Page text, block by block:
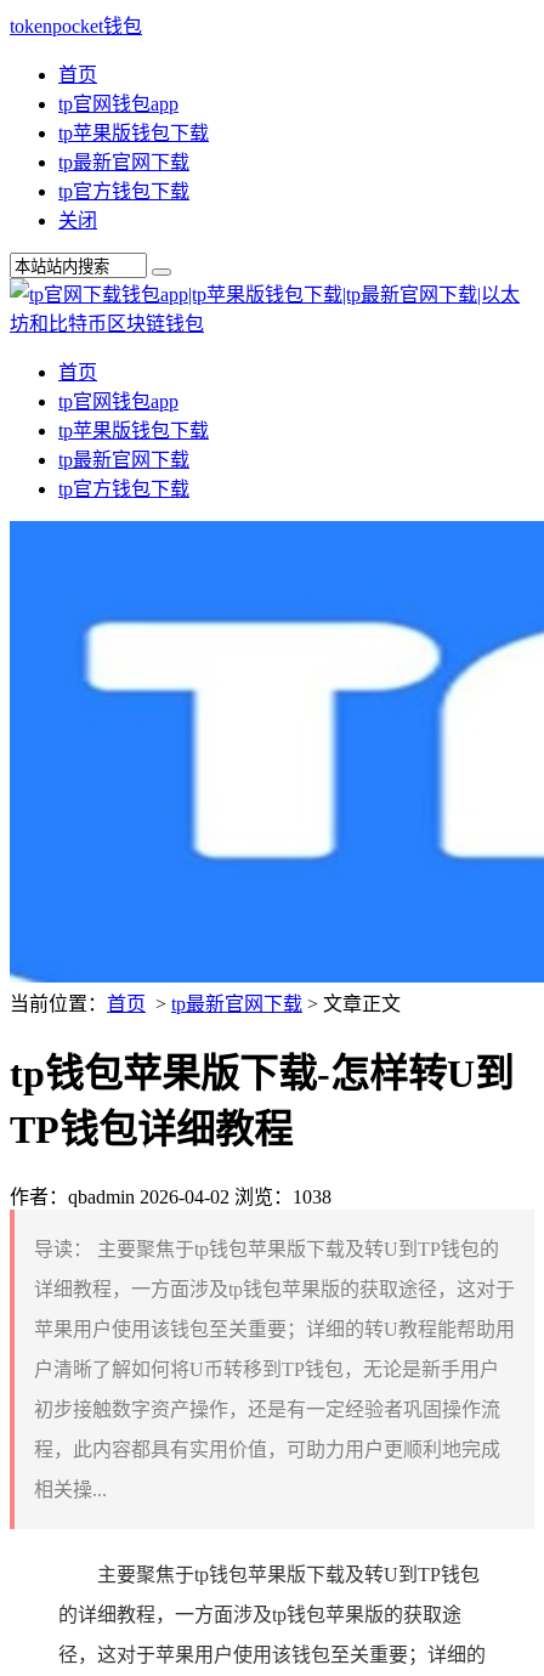
tokenpocket钱包
首页
tp官网钱包app
tp苹果版钱包下载
tp最新官网下载
tp官方钱包下载
关闭
首页
tp官网钱包app
tp苹果版钱包下载
tp最新官网下载
tp官方钱包下载
当前位置： 首页 > tp最新官网下载 > 文章正文
tp钱包苹果版下载-怎样转U到
TP钱包详细教程
作者：qbadmin 2026-04-02 浏览：1038
导读：
主要聚焦于tp钱包苹果版下载及转U到TP钱包的
详细教程，一方面涉及tp钱包苹果版的获取途径，这对于
苹果用户使用该钱包至关重要；详细的转U教程能帮助用
户清晰了解如何将U币转移到TP钱包，无论是新手用户
初步接触数字资产操作，还是有一定经验者巩固操作流
程，此内容都具有实用价值，可助力用户更顺利地完成
相关操...
主要聚焦于tp钱包苹果版下载及转U到TP钱包
的详细教程，一方面涉及tp钱包苹果版的获取途
径，这对于苹果用户使用该钱包至关重要；详细的